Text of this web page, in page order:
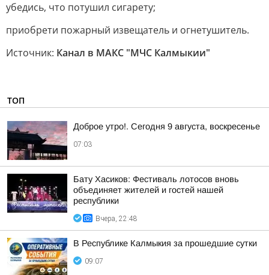
убедись, что потушил сигарету;
приобрети пожарный извещатель и огнетушитель.
Источник: Канал в МАКС "МЧС Калмыкии"
ТОП
Доброе утро!. Сегодня 9 августа, воскресенье
07:03
Бату Хасиков: Фестиваль лотосов вновь
объединяет жителей и гостей нашей
республики
Вчера, 22:48
В Республике Калмыкия за прошедшие сутки
09:07